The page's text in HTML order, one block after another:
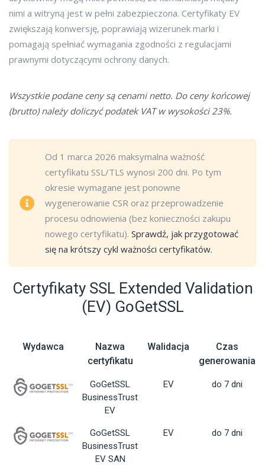
nimi a witryną jest w pełni zabezpieczona. Certyfikaty EV
zwiększają konwersję, poprawiają wizerunek marki i
pomagają spełniać wymagania zgodności z regulacjami
prawnymi dotyczącymi ochrony danych.
Wszystkie podane ceny są cenami netto. Do ceny końcowej
(brutto) należy doliczyć podatek VAT w wysokości 23%.
Od 1 marca 2026 maksymalna ważność
certyfikatu SSL/TLS wynosi 200 dni. Po tym
okresie wymagane jest ponowne
wygenerowanie CSR oraz przeprowadzenie
procesu odnowienia (bez konieczności zakupu
nowego certyfikatu). Sprawdź, jak przygotować
się na krótszy cykl ważności certyfikatów.
Certyfikaty SSL Extended Validation
(EV) GoGetSSL
Wydawca
Nazwa
certyfikatu
Walidacja
Czas
generowania
GoGetSSL
BusinessTrust
EV
EV do 7 dni
GoGetSSL
BusinessTrust
EV SAN
EV do 7 dni